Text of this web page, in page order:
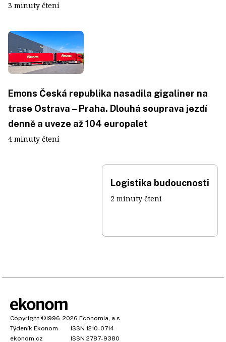
3 minuty čtení
Emons Česká republika nasadila gigaliner na
trase Ostrava – Praha. Dlouhá souprava jezdí
denně a uveze až 104 europalet
4 minuty čtení
Logistika budoucnosti
2 minuty čtení
Copyright ©1996-2026 Economia, a.s.
Týdeník Ekonom
ISSN 1210-0714
ekonom.cz
ISSN 2787-9380